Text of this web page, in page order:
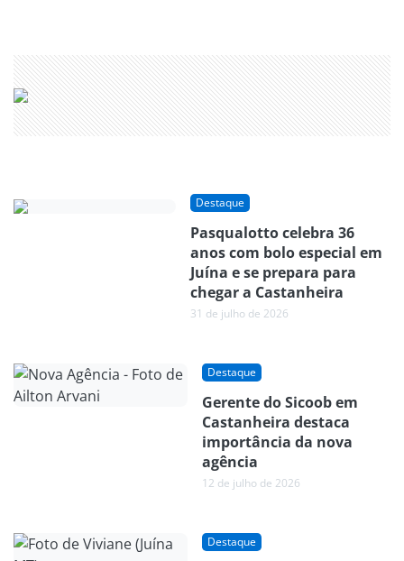
Destaque
Pasqualotto celebra 36
anos com bolo especial em
Juína e se prepara para
chegar a Castanheira
31 de julho de 2026
Destaque
Gerente do Sicoob em
Castanheira destaca
importância da nova
agência
12 de julho de 2026
Destaque